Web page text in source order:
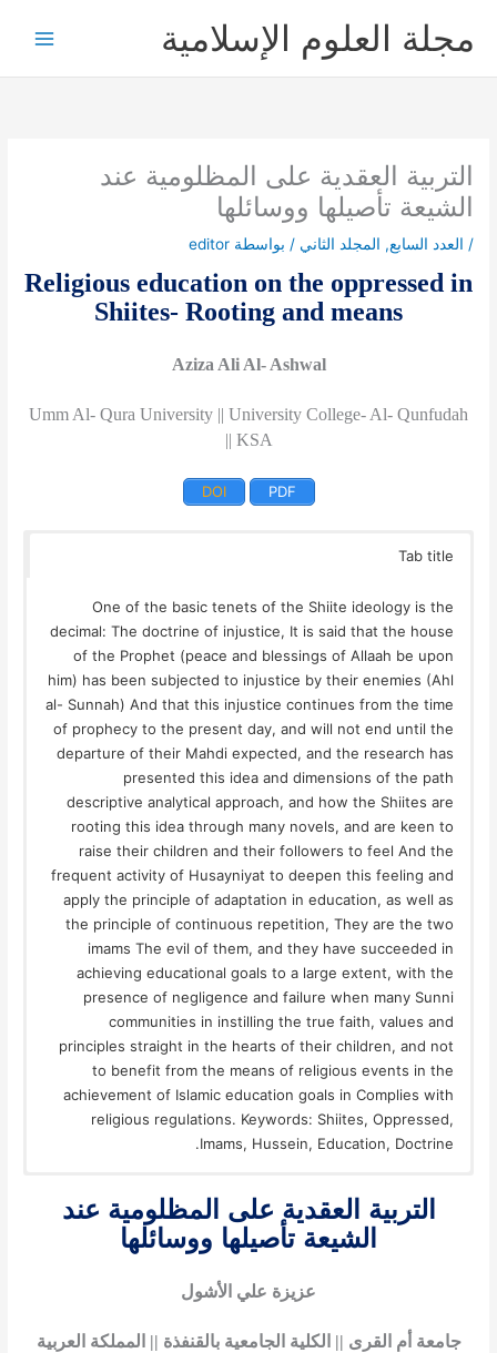
مجلة العلوم الإسلامية
التربية العقدية على المظلومية عند
الشيعة تأصيلها ووسائلها
/ العدد السابع, المجلد الثاني / بواسطة editor
Religious education on the oppressed in
Shiites- Rooting and means
Aziza Ali Al- Ashwal
Umm Al- Qura University || University College- Al- Qunfudah
|| KSA
DOI PDF
Tab title
One of the basic tenets of the Shiite ideology is the
decimal: The doctrine of injustice, It is said that the house
of the Prophet (peace and blessings of Allaah be upon
him) has been subjected to injustice by their enemies (Ahl
al- Sunnah) And that this injustice continues from the time
of prophecy to the present day, and will not end until the
departure of their Mahdi expected, and the research has
presented this idea and dimensions of the path
descriptive analytical approach, and how the Shiites are
rooting this idea through many novels, and are keen to
raise their children and their followers to feel And the
frequent activity of Husayniyat to deepen this feeling and
apply the principle of adaptation in education, as well as
the principle of continuous repetition, They are the two
imams The evil of them, and they have succeeded in
achieving educational goals to a large extent, with the
presence of negligence and failure when many Sunni
communities in instilling the true faith, values ​​and
principles straight in the hearts of their children, and not
to benefit from the means of religious events in the
achievement of Islamic education goals in Complies with
religious regulations. Keywords: Shiites, Oppressed,
Imams, Hussein, Education, Doctrine.
التربية العقدية على المظلومية عند
الشيعة تأصيلها ووسائلها
عزيزة علي الأشول
جامعة أم القرى || الكلية الجامعية بالقنفذة || المملكة العربية